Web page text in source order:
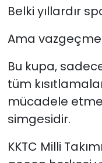
Belki yıllardır
Ama
Bu kupa,
tüm
mücadele
simgesidir.
KKTC Milli